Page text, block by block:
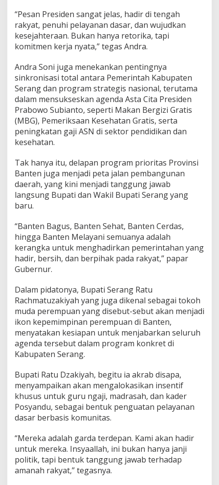
a
l
a
m
A
h
B
a
r
u
P
e
m
n
t
a
h
“Pesan Presiden sangat jelas, hadir di tengah
rakyat, penuhi pelayanan dasar, dan wujudkan
kesejahteraan. Bukan hanya retorika, tapi
komitmen kerja nyata,” tegas Andra.
Andra Soni juga menekankan pentingnya
sinkronisasi total antara Pemerintah Kabupaten
Serang dan program strategis nasional, terutama
dalam mensukseskan agenda Asta Cita Presiden
Prabowo Subianto, seperti Makan Bergizi Gratis
(MBG), Pemeriksaan Kesehatan Gratis, serta
peningkatan gaji ASN di sektor pendidikan dan
kesehatan.
Tak hanya itu, delapan program prioritas Provinsi
Banten juga menjadi peta jalan pembangunan
daerah, yang kini menjadi tanggung jawab
langsung Bupati dan Wakil Bupati Serang yang
baru.
“Banten Bagus, Banten Sehat, Banten Cerdas,
hingga Banten Melayani semuanya adalah
kerangka untuk menghadirkan pemerintahan yang
hadir, bersih, dan berpihak pada rakyat,” papar
Gubernur.
Dalam pidatonya, Bupati Serang Ratu
Rachmatuzakiyah yang juga dikenal sebagai tokoh
muda perempuan yang disebut-sebut akan menjadi
ikon kepemimpinan perempuan di Banten,
menyatakan kesiapan untuk menjabarkan seluruh
agenda tersebut dalam program konkret di
Kabupaten Serang.
Bupati Ratu Dzakiyah, begitu ia akrab disapa,
menyampaikan akan mengalokasikan insentif
khusus untuk guru ngaji, madrasah, dan kader
Posyandu, sebagai bentuk penguatan pelayanan
dasar berbasis komunitas.
“Mereka adalah garda terdepan. Kami akan hadir
untuk mereka. Insyaallah, ini bukan hanya janji
politik, tapi bentuk tanggung jawab terhadap
amanah rakyat,” tegasnya.